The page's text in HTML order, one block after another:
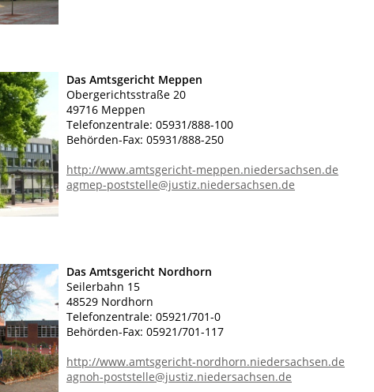
Das Amtsgericht Meppen
Obergerichtsstraße 20
49716 Meppen
Telefonzentrale: 05931/888-100
Behörden-Fax: 05931/888-250
http://www.amtsgericht-meppen.niedersachsen.de
agmep-poststelle@justiz.niedersachsen.de
Das Amtsgericht Nordhorn
Seilerbahn 15
48529 Nordhorn
Telefonzentrale: 05921/701-0
Behörden-Fax: 05921/701-117
http://www.amtsgericht-nordhorn.niedersachsen.de
agnoh-poststelle@justiz.niedersachsen.de